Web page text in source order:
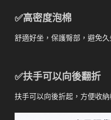
✅高密度泡棉
舒適好坐，保護臀部，避免
✅扶手可以向後翻折
扶手可以向後折起，方便收納